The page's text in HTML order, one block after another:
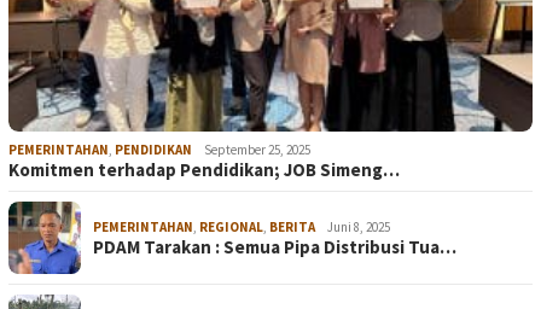
PEMERINTAHAN, PENDIDIKAN September 25, 2025
Komitmen terhadap Pendidikan; JOB Simeng…
PEMERINTAHAN, REGIONAL, BERITA Juni 8, 2025
PDAM Tarakan : Semua Pipa Distribusi Tua…